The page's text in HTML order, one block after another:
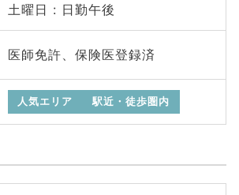
土曜日 : 日勤午後
医師免許、保険医登録済
人気エリア 駅近・徒歩圏内